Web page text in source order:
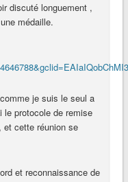
discuté longuement ,
médaille.
je suis le seul a
le protocole de remise
cette réunion se
et reconnaissance de